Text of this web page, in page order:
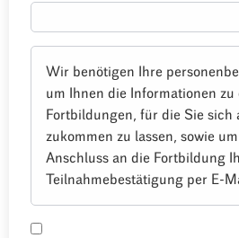
Wir benötigen Ihre
um Ihnen die Informationen zu
Fortbildungen, für die Sie sich
zukommen zu lassen, sowie
Anschluss an die Fortbildung
Teilnahmebestätigung per E-